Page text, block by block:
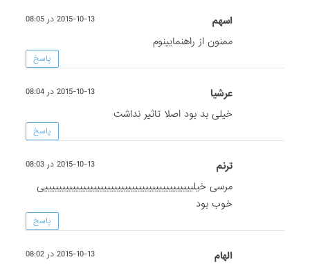
اسهم 2015-10-13 در 08:05
ممنون از راهنمایینوم
پاسخ
عرشیا 2015-10-13 در 08:04
خیلی بد بود اصلا تاثیر نداشت
پاسخ
ترنم 2015-10-13 در 08:03
مرسی خیلیییییییییییییییییییییییییییییییییییییییییییی
خوب بود
پاسخ
الهام 2015-10-13 در 08:02